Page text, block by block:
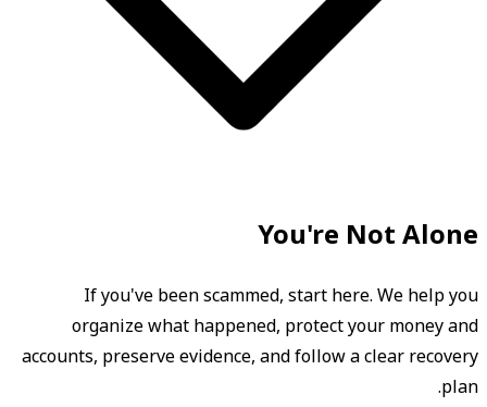
You're Not Alone
If you've been scammed, start here. We help you
organize what happened, protect your money and
accounts, preserve evidence, and follow a clear recovery
plan.